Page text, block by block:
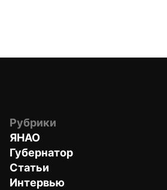
Рубрики
ЯНАО
Губернатор
Статьи
Интервью